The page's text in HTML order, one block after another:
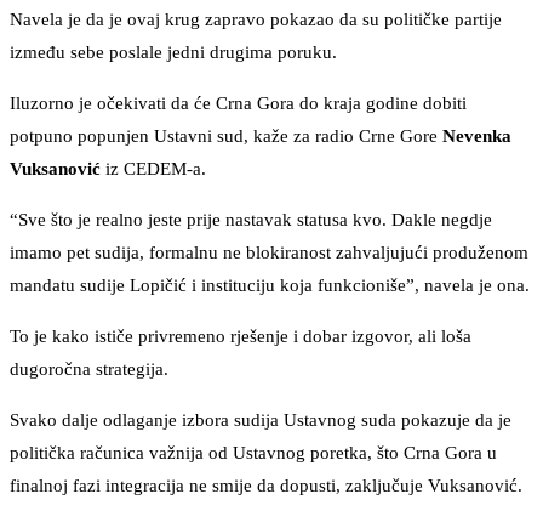
Navela je da je ovaj krug zapravo pokazao da su političke partije
između sebe poslale jedni drugima poruku.
Iluzorno je očekivati da će Crna Gora do kraja godine dobiti
potpuno popunjen Ustavni sud, kaže za radio Crne Gore Nevenka
Vuksanović iz CEDEM-a.
“Sve što je realno jeste prije nastavak statusa kvo. Dakle negdje
imamo pet sudija, formalnu ne blokiranost zahvaljujući produženom
mandatu sudije Lopičić i instituciju koja funkcioniše”, navela je ona.
To je kako ističe privremeno rješenje i dobar izgovor, ali loša
dugoročna strategija.
Svako dalje odlaganje izbora sudija Ustavnog suda pokazuje da je
politička računica važnija od Ustavnog poretka, što Crna Gora u
finalnoj fazi integracija ne smije da dopusti, zaključuje Vuksanović.